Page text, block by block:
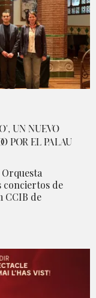
UN NUEVO
POR EL PALAU
conciertos de
CCIB de